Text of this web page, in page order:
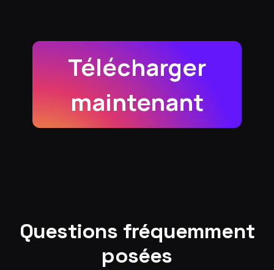
Télécharger
maintenant
Questions fréquemment
posées